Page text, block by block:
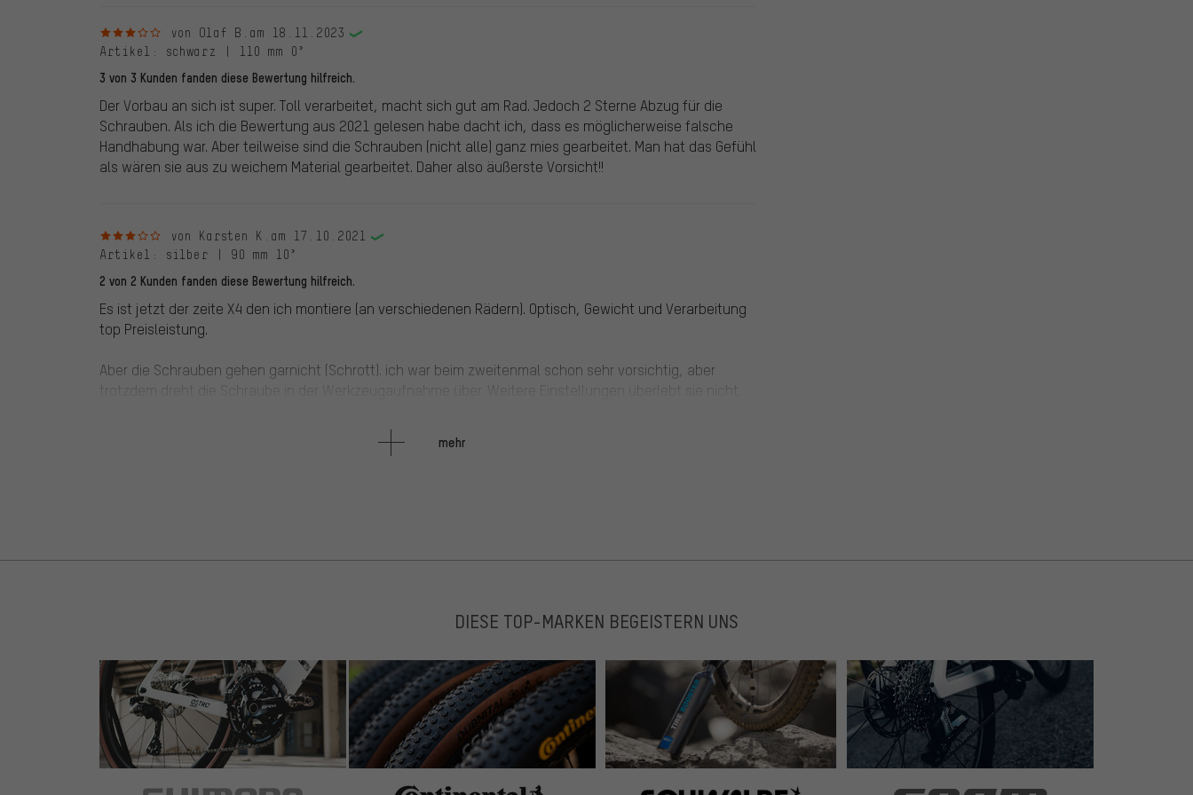
3 von 5 Sternenvon Olaf B. am 18.11.2023
Artikel : schwarz | 110 mm 0°
3 von 3 Kunden fanden diese Bewertung hilfreich.
Der Vorbau an sich ist super. Toll verarbeitet, macht sich gut am Rad. Jedoch 2 Sterne Abzug für die
Schrauben. Als ich die Bewertung aus 2021 gelesen habe dacht ich, dass es möglicherweise falsche
Handhabung war. Aber teilweise sind die Schrauben (nicht alle) ganz mies gearbeitet. Man hat das Gefühl
als wären sie aus zu weichem Material gearbeitet. Daher also äußerste Vorsicht!!
3 von 5 Sternenvon Karsten K. am 17.10.2021
Artikel : silber | 90 mm 10°
2 von 2 Kunden fanden diese Bewertung hilfreich.
Es ist jetzt der zeite X4 den ich montiere (an verschiedenen Rädern). Optisch, Gewicht und Verarbeitung
top Preisleistung.
Aber die Schrauben gehen garnicht (Schrott). ich war beim zweitenmal schon sehr vorsichtig, aber
trotzdem dreht die Schraube in der Werkzeugaufnahme über. Weitere Einstellungen überlebt sie nicht.
Weil die Schrauben wesentlich sind, ziehe ich zwei Sterne ab. Der Aufwand passende neue zu besorgen
Artikel: schwarz | 80 mm 10°
5 von 5 Sternenvon Dominic S. am 08.09.2019
Wie auch die Masterpiece Sattelstütze sehr hochwertig verarbeitet, schick, steif, viel Material und damit
mutmaßlich sehr stabil, gibt aber natürlich leichtere Vorbauten.
mehr
DIESE TOP-MARKEN BEGEISTERN UNS